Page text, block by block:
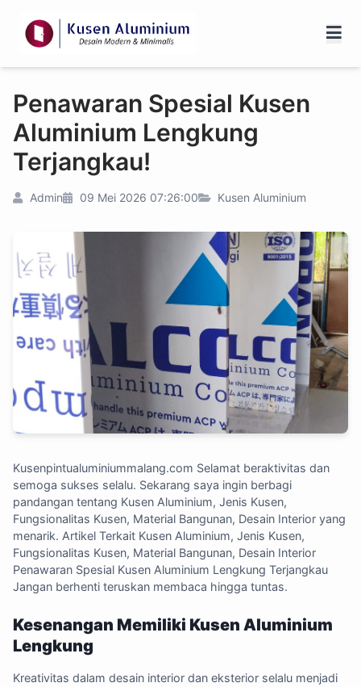
Penawaran Spesial Kusen
Aluminium Lengkung
Terjangkau!
Admin 09 Mei 2026 07:26:00 Kusen Aluminium
Kusenpintualuminiummalang.com Selamat beraktivitas dan
semoga sukses selalu. Sekarang saya ingin berbagi
pandangan tentang Kusen Aluminium, Jenis Kusen,
Fungsionalitas Kusen, Material Bangunan, Desain Interior yang
menarik. Artikel Terkait Kusen Aluminium, Jenis Kusen,
Fungsionalitas Kusen, Material Bangunan, Desain Interior
Penawaran Spesial Kusen Aluminium Lengkung Terjangkau
Jangan berhenti teruskan membaca hingga tuntas.
Kesenangan Memiliki Kusen Aluminium
Lengkung
Kreativitas dalam desain interior dan eksterior selalu menjadi